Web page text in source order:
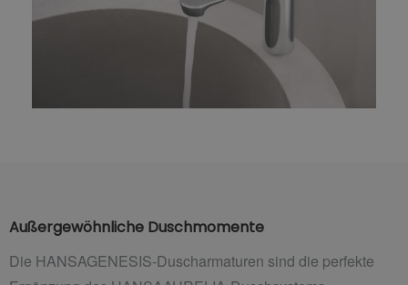
Außergewöhnliche Duschmomente
Die HANSAGENESIS-Duscharmaturen sind die perfekte